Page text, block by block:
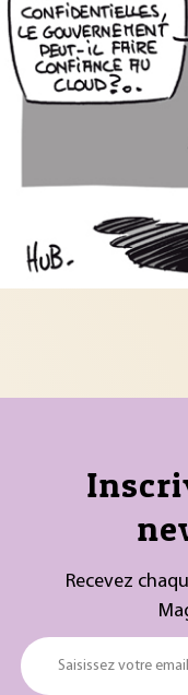
Recevez
Saisissez votre email